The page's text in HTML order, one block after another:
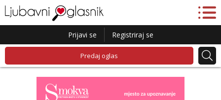
Prijavi se Registriraj se
Predaj oglas